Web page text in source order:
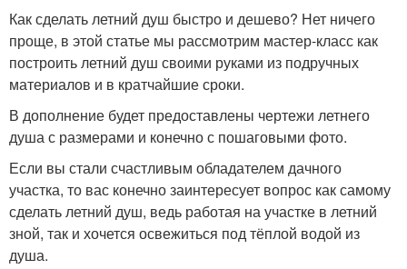
Как сделать летний душ быстро и дешево? Нет ничего
проще, в этой статье мы рассмотрим мастер-класс как
построить летний душ своими руками из подручных
материалов и в кратчайшие сроки.
В дополнение будет предоставлены чертежи летнего
душа с размерами и конечно с пошаговыми фото.
Если вы стали счастливым обладателем дачного
участка, то вас конечно заинтересует вопрос как самому
сделать летний душ, ведь работая на участке в летний
зной, так и хочется освежиться под тёплой водой из
душа.